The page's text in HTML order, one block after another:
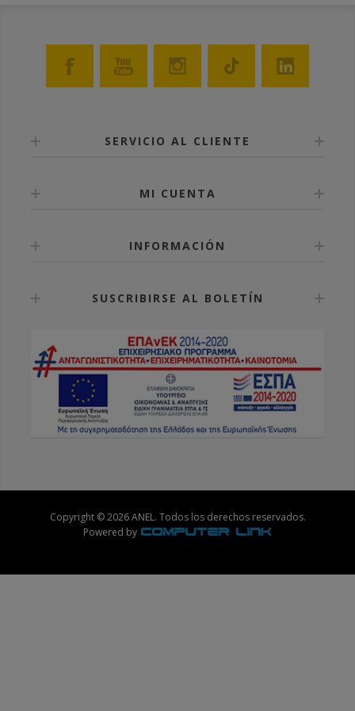
SERVICIO AL CLIENTE
MI CUENTA
INFORMACIÓN
SUSCRIBIRSE AL BOLETÍN
Copyright © 2026 ANEL. Todos los derechos reservados.
Powered by